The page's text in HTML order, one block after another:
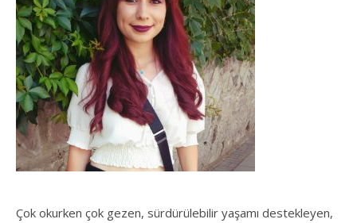
Çok okurken çok gezen, sürdürülebilir yaşamı destekleyen,